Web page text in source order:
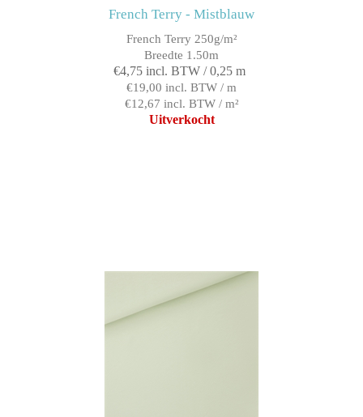
French Terry - Mistblauw
French Terry 250g/m²
Breedte 1.50m
€4,75 incl. BTW / 0,25 m
€19,00 incl. BTW / m
€12,67 incl. BTW / m²
Uitverkocht